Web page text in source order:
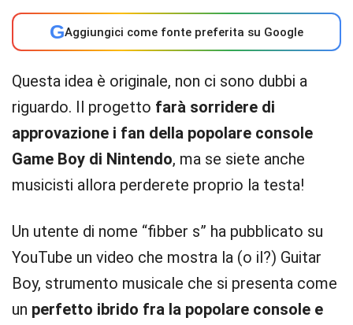
GAggiungici come fonte preferita su Google
Questa idea è originale, non ci sono dubbi a
riguardo. Il progetto farà sorridere di
approvazione i fan della popolare console
Game Boy di Nintendo, ma se siete anche
musicisti allora perderete proprio la testa!
Un utente di nome “fibber s” ha pubblicato su
YouTube un video che mostra la (o il?) Guitar
Boy, strumento musicale che si presenta come
un perfetto ibrido fra la popolare console e